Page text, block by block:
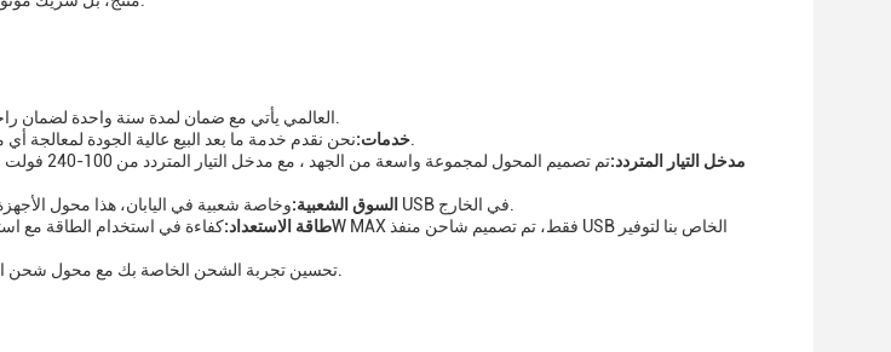
خدمات:
مدخل التيار المتردد:
السوق الشعبية:
طاقة الاستعداد: